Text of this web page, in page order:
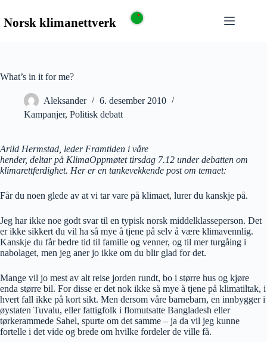
What’s in it for me?
Aleksander
6. desember 2010
Kampanjer, Politisk debatt
Arild Hermstad, leder Framtiden i våre
hender, deltar på KlimaOppmøtet tirsdag 7.12 under debatten om
klimarettferdighet. Her er en tankevekkende post om temaet:
Får du noen glede av at vi tar vare på klimaet, lurer du kanskje på.
Jeg har ikke noe godt svar til en typisk norsk middelklasseperson. Det
er ikke sikkert du vil ha så mye å tjene på selv å være klimavennlig.
Kanskje du får bedre tid til familie og venner, og til mer turgåing i
nabolaget, men jeg aner jo ikke om du blir glad for det.
Mange vil jo mest av alt reise jorden rundt, bo i større hus og kjøre
enda større bil. For disse er det nok ikke så mye å tjene på klimatiltak, i
hvert fall ikke på kort sikt. Men dersom våre barnebarn, en innbygger i
øystaten Tuvalu, eller fattigfolk i flomutsatte Bangladesh eller
tørkerammede Sahel, spurte om det samme – ja da vil jeg kunne
fortelle i det vide og brede om hvilke fordeler de ville få.